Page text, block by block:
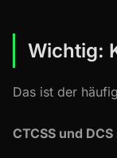
Wichtig:
Das ist der
CTCSS und